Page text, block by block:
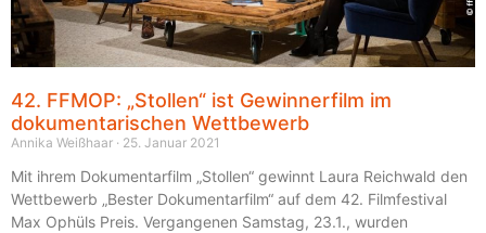
42. FFMOP: „Stollen“ ist Gewinnerfilm im
dokumentarischen Wettbewerb
Annika Weißhaar 25. Januar 2021
Mit ihrem Dokumentarfilm „Stollen“ gewinnt Laura Reichwald den
Wettbewerb „Bester Dokumentarfilm“ auf dem 42. Filmfestival
Max Ophüls Preis. Vergangenen Samstag, 23.1., wurden